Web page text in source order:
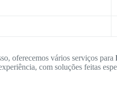
oferecemos vários serviços para
com soluções feitas